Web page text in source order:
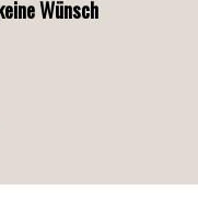
Wünsche offen